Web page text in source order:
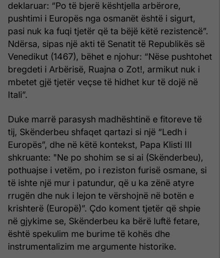
deklaruar: “Po të bjerë kështjella arbërore,
pushtimi i Europës nga osmanët është i sigurt,
pasi nuk ka fuqi tjetër që ta bëjë këtë rezistencë”.
Ndërsa, sipas një akti të Senatit të Republikës së
Venedikut (1467), bëhet e njohur: “Nëse pushtohet
bregdeti i Arbërisë, Ruajna o Zot!, armikut nuk i
mbetet gjë tjetër veçse të hidhet kur të dojë në
Itali”.
Duke marrë parasysh madhështinë e fitoreve të
tij, Skënderbeu shfaqet qartazi si një “Ledh i
Europës”, dhe në këtë kontekst, Papa Klisti III
shkruante: "Ne po shohim se si ai (Skënderbeu),
pothuajse i vetëm, po i reziston furisë osmane, si
të ishte një mur i patundur, që u ka zënë atyre
rrugën dhe nuk i lejon te vërshojnë në botën e
krishterë (Europë)”. Çdo koment tjetër që shpie
në gjykime se, Skënderbeu ka bërë luftë fetare,
është spekulim me burime të kohës dhe
instrumentalizim me argumente historike.